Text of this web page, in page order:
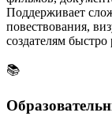
Поддерживает
повествования,
создателям быстро
📚